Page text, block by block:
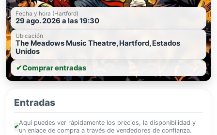
Fecha y hora (Hartford)
29 ago. 2026 a las 19:30
Ubicación
The Meadows Music Theatre, Hartford, Estados
Unidos
✔Comprar entradas
Entradas
✔
Aquí puedes ver rápidamente los precios, la disponibilidad y
un enlace de compra a través de vendedores de confianza.